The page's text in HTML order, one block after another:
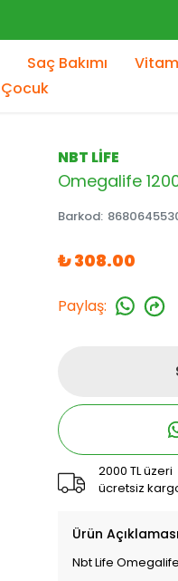
Saç Bakımı
Çocuk
NBT LİFE
Omegalife
Barkod:
₺ 308.00
Paylaş:
2000 TL üzeri
ücretsiz
Ürün Açıklaması
Nbt Life